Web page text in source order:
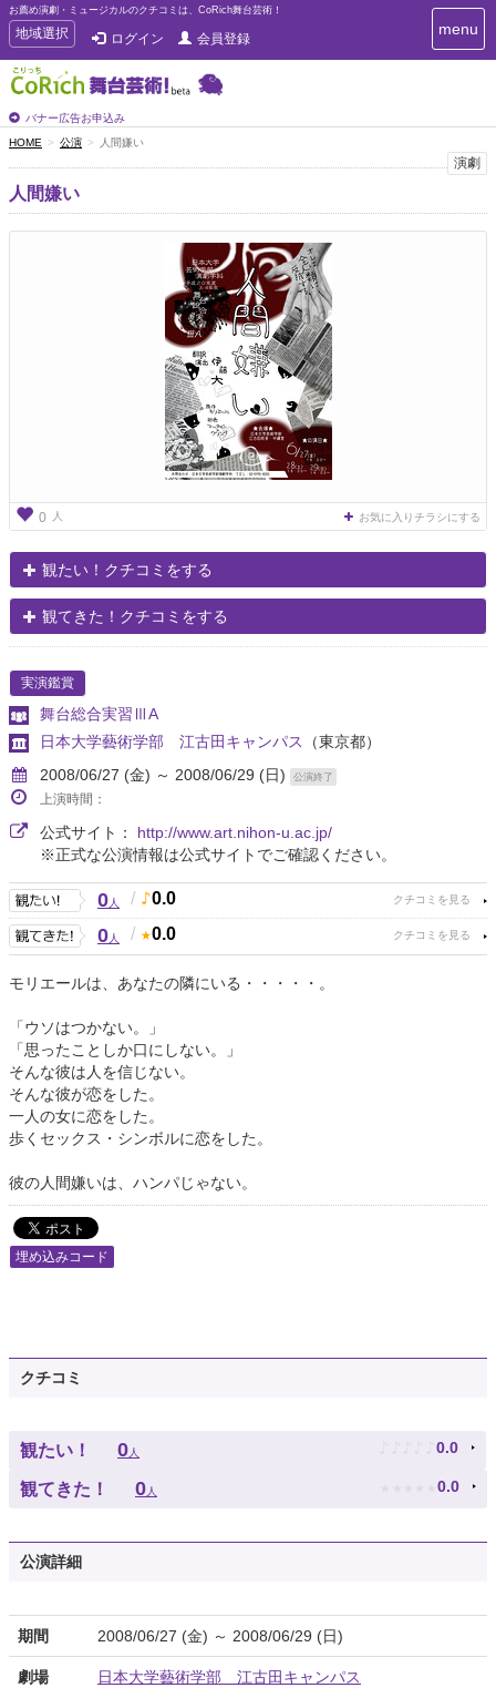
お薦め演劇・ミュージカルのクチコミは、CoRich舞台芸術！
T
o
g
g
e
n
a
v
i
地域選択 ログイン 会員登録
バナー広告お申込み
T
o
i
menu
HOME 公演 人間嫌い
演劇
人間嫌い
0 人 お気に入りチラシにする
観たい！クチコミをする
観てきた！クチコミをする
実演鑑賞
舞台総合実習ⅢA
日本大学藝術学部 江古田キャンパス
（東京都）
2008/06/27 (金) ～ 2008/06/29 (日)
公演終了
上演時間：
公式サイト： http://www.art.nihon-u.ac.jp/
※正式な公演情報は公式サイトでご確認ください。
0人 / 0.0
0人 / 0.0
モリエールは、あなたの隣にいる・・・・・。
「ウソはつかない。」
「思ったことしか口にしない。」
そんな彼は人を信じない。
そんな彼が恋をした。
一人の女に恋をした。
歩くセックス・シンボルに恋をした。
彼の人間嫌いは、ハンパじゃない。
埋め込みコード
クチコミ
観たい！ 0人 ♪ ♪ ♪ ♪ ♪ 0.0
観てきた！ 0人 ★ ★ ★ ★ ★ 0.0
公演詳細
期間 2008/06/27 (金) ～ 2008/06/29 (日)
劇場 日本大学藝術学部 江古田キャンパス